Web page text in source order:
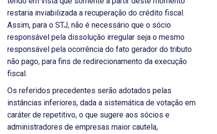
restaria inviabilizada a recuperação do crédito fiscal.
Assim, para o STJ, não é necessário que o sócio
responsável pela dissolução irregular seja o mesmo
responsável pela ocorrência do fato gerador do tributo
não pago, para fins de redirecionamento da execução
fiscal.
Os referidos precedentes serão adotados pelas
instâncias inferiores, dada a sistemática de votação em
caráter de repetitivo, o que sugere aos sócios e
administradores de empresas maior cautela,